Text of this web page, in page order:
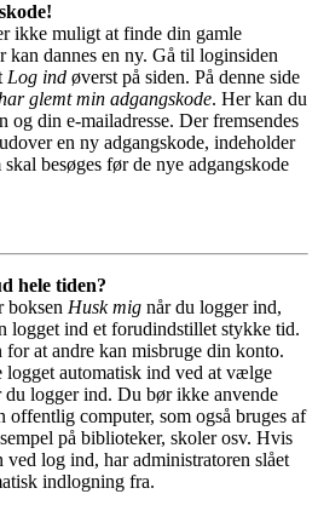
ikke muligt at finde din gamle
kan dannes en ny. Gå til loginsiden
Log ind øverst på siden. På denne side
glemt min adgangskode. Her kan du
og din e-mailadresse. Der fremsendes
en ny adgangskode, indeholder
besøges før de nye adgangskode
hele tiden?
Husk mig når du logger ind,
logget ind et forudindstillet stykke tid.
at andre kan misbruge din konto.
automatisk ind ved at vælge
du logger ind. Du bør ikke anvende
offentlig computer, som også bruges af
på biblioteker, skoler osv. Hvis
ved log ind, har administratoren slået
indlogning fra.